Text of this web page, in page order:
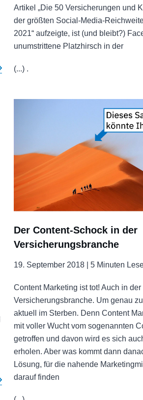
Artikel „Die 50 Versicherungen und
der größten Social-Media-
2021“ aufzeigte, ist (und bleibt?)
unumstrittene Platzhirsch in der
(...) .
Der Content-Schock in der
Versicherungsbranche
19. September 2018 |5 Minuten
Content Marketing ist tot! Auch in der
Versicherungsbranche. Um genau
aktuell im Sterben. Denn Content
mit voller Wucht vom sogenannten
getroffen und davon wird es sich
erholen. Aber was kommt dann
Lösung, für die nahende
darauf finden